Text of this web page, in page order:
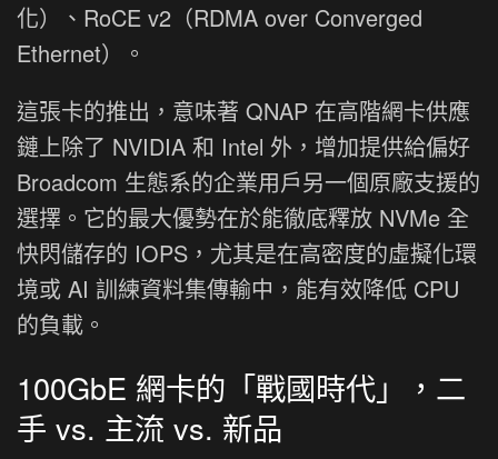
化）、RoCE v2（RDMA over Converged
Ethernet）。
這張卡的推出，意味著 QNAP 在高階網卡供應
鏈上除了 NVIDIA 和 Intel 外，增加提供給偏好
Broadcom 生態系的企業用戶另一個原廠支援的
選擇。它的最大優勢在於能徹底釋放 NVMe 全
快閃儲存的 IOPS，尤其是在高密度的虛擬化環
境或 AI 訓練資料集傳輸中，能有效降低 CPU
的負載。
100GbE 網卡的「戰國時代」，二
手 vs. 主流 vs. 新品